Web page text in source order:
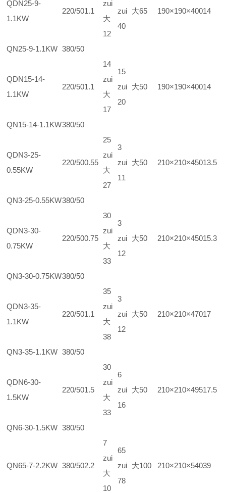
QDN25-9-
1.1KW
220/501.1
zui
大
12
zui大
40
65 190×190×40014
QN25-9-1.1KW 380/50
QDN15-14-
1.1KW
220/501.1
14
zui
大
17
15
zui大
20
50 190×190×40014
QN15-14-1.1KW380/50
QDN3-25-
0.55KW
220/500.55
25
zui
大
27
3
zui大
11
50 210×210×45013.5
QN3-25-0.55KW380/50
QDN3-30-
0.75KW
220/500.75
30
zui
大
33
3
zui大
12
50 210×210×45015.3
QN3-30-0.75KW380/50
QDN3-35-
1.1KW
220/501.1
35
zui
大
38
3
zui大
12
50 210×210×47017
QN3-35-1.1KW 380/50
QDN6-30-
1.5KW
220/501.5
30
zui
大
33
6
zui大
16
50 210×210×49517.5
QN6-30-1.5KW 380/50
QN65-7-2.2KW 380/502.2
7
zui
大
10
65
zui大
78
100 210×210×54039